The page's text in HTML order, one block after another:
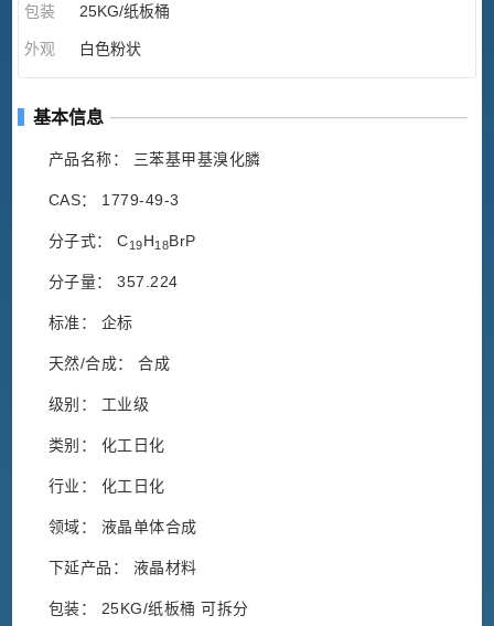
包装 25KG/纸板桶
外观 白色粉状
基本信息
产品名称： 三苯基甲基溴化膦
CAS： 1779-49-3
分子式： C19H18BrP
分子量： 357.224
标准： 企标
天然/合成： 合成
级别： 工业级
类别： 化工日化
行业： 化工日化
领域： 液晶单体合成
下延产品： 液晶材料
包装： 25KG/纸板桶 可拆分